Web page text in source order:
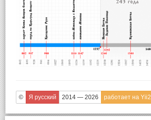
© Я русский 2014 — 2026 работает на Yii2